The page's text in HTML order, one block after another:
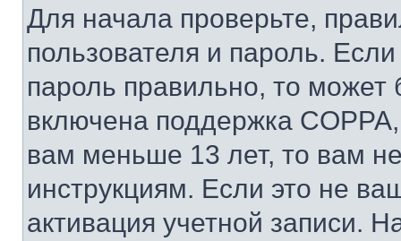
Для начала проверьте,
пользователя и пароль.
пароль правильно, то может
включена поддержка
вам меньше 13 лет, то вам
инструкциям. Если это не
активация учетной записи.